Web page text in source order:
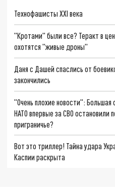
Технофашисты XXI века
"Кротами" были все? Теракт в
охотятся "живые дроны"
Даня с Дашей спаслись от
закончились
"Очень плохие новости":
НАТО впервые за СВО остановили
приграничье?
Вот это триллер! Тайна удара
Каспии раскрыта